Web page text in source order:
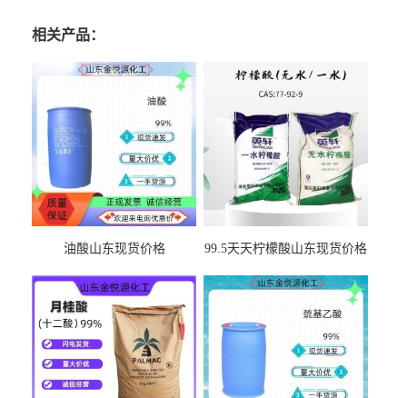
相关产品：
油酸山东现货价格 99.5天天柠檬酸山东现货价格